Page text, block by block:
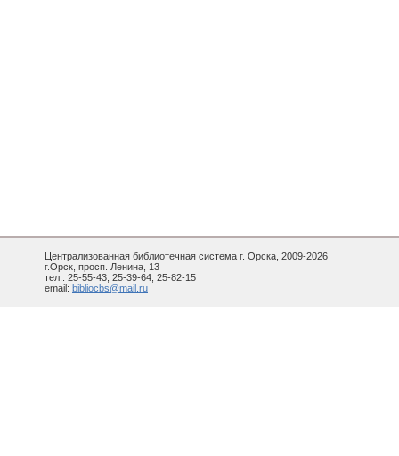
Централизованная библиотечная система г. Орска, 2009-2026
г.Орск, просп. Ленина, 13
тел.: 25-55-43, 25-39-64, 25-82-15
email: bibliocbs@mail.ru